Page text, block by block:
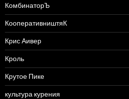
КомбинаторЪ
КооперативништяК
Крис Аивер
Кроль
Крутое Пике
культура курения